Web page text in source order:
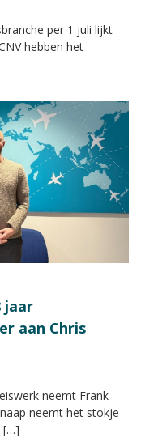
per 1 juli lijkt
hebben het
jaar
aan Chris
neemt Frank
neemt het stokje
[…]